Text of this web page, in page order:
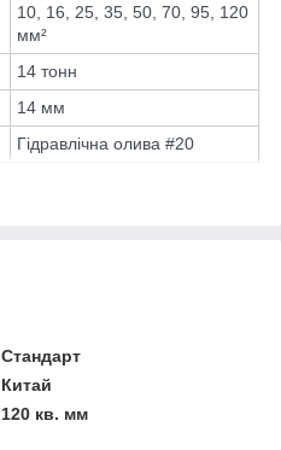
10, 16, 25, 35, 50, 70, 95, 120
мм²
14 тонн
14 мм
Гідравлічна олива #20
Стандарт
Китай
120 кв. мм